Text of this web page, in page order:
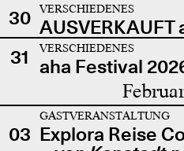
30
VERSCHIEDENES
AUSVERKAUFT
31
VERSCHIEDENES
aha Festival
03
GASTVERANSTALTUNG
Explora Reise